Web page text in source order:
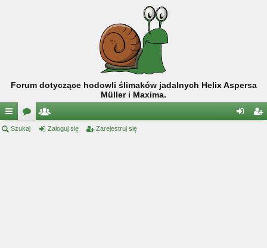
Forum dotyczące hodowli ślimaków jadalnych Helix Aspersa
Müller i Maxima.
ię or ży
Szukaj Zaloguj się Zarejestruj się